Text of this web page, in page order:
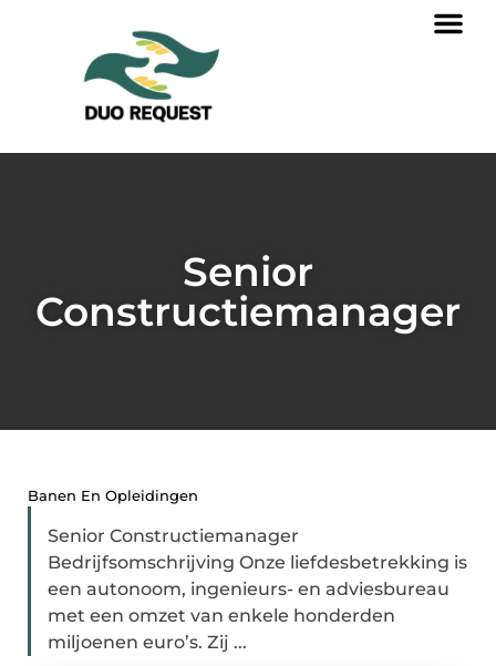
Senior
Constructiemanager
Banen En Opleidingen
Senior Constructiemanager
Bedrijfsomschrijving Onze liefdesbetrekking is
een autonoom, ingenieurs- en adviesbureau
met een omzet van enkele honderden
miljoenen euro’s. Zij ...